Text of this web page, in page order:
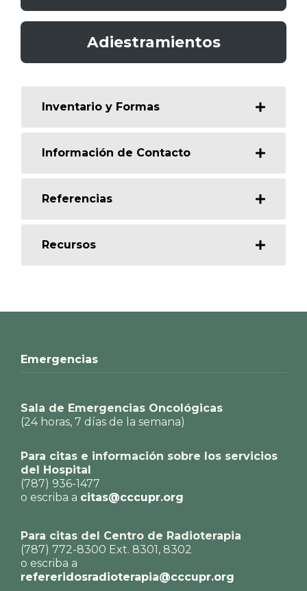
Adiestramientos
Inventario y Formas
Información de Contacto
Referencias
Recursos
Emergencias
Sala de Emergencias Oncológicas
(24 horas, 7 días de la semana)
Para citas e información sobre los servicios
del Hospital
(787) 936-1477
o escriba a citas@cccupr.org
Para citas del Centro de Radioterapia
(787) 772-8300 Ext. 8301, 8302
o escriba a
refereridosradioterapia@cccupr.org